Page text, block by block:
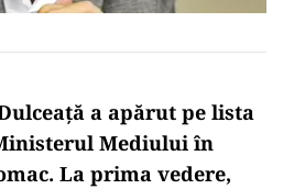
a apărut pe lista
Mediului în
La prima vedere,